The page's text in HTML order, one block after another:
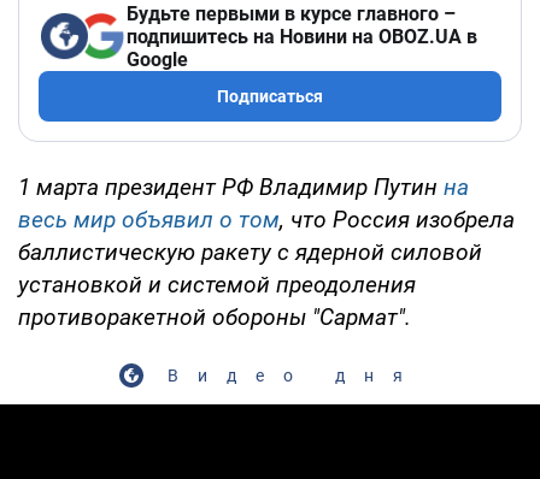
Будьте первыми в курсе главного –
подпишитесь на Новини на OBOZ.UA в
Google
Подписаться
1 марта президент РФ Владимир Путин на
весь мир объявил о том, что Россия изобрела
баллистическую ракету с ядерной силовой
установкой и системой преодоления
противоракетной обороны "Сармат".
Видео дня